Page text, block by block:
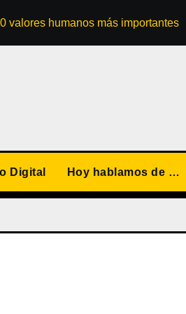
humanos más importantes
Digital Hoy hablamos de …